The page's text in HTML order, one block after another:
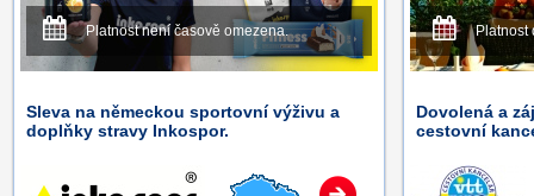
Platnost není časově omezena.
Sleva na německou sportovní výživu a
doplňky stravy Inkospor.
Platnost
Dovolená a
cestovní